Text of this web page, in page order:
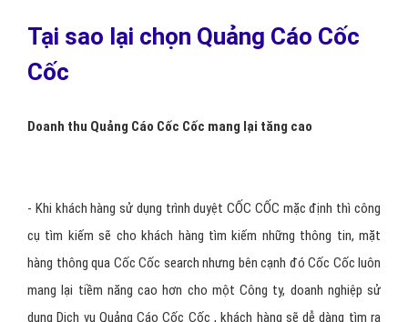
Tại sao lại chọn Quảng Cáo Cốc
Cốc
Doanh thu Quảng Cáo Cốc Cốc mang lại tăng cao
- Khi khách hàng sử dụng trình duyệt CỐC CỐC mặc định thì công
cụ tìm kiếm sẽ cho khách hàng tìm kiếm những thông tin, mặt
hàng thông qua Cốc Cốc search nhưng bên cạnh đó Cốc Cốc luôn
mang lại tiềm năng cao hơn cho một Công ty, doanh nghiệp sử
dụng Dịch vụ Quảng Cáo Cốc Cốc , khách hàng sẽ dễ dàng tìm ra